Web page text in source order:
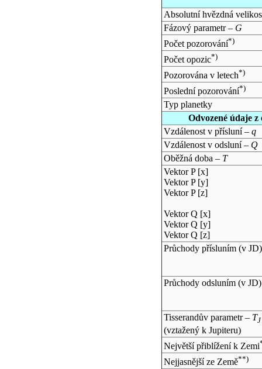
Absolutní hvězdná
Fázový parametr – G
Počet pozorování*)
Počet opozic*)
Pozorována v letech*)
Poslední pozorování*)
Typ planetky
Odvozené údaje
Vzdálenost v přísluní – q
Vzdálenost v odsluní – Q
Oběžná doba – T
Vektor P [x]
Vektor P [y]
Vektor P [z]
Vektor Q [x]
Vektor Q [y]
Vektor Q [z]
Průchody přísluním (v JD)
Průchody odsluním (v JD)
Tisserandův parametr – TJ
(vztažený k Jupiteru)
Největší přiblížení k Zemi
Nejjasnější ze Země**)